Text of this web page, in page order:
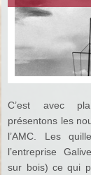
C’est avec
présentons les
l’AMC. Les
l’entreprise
sur bois) ce qui